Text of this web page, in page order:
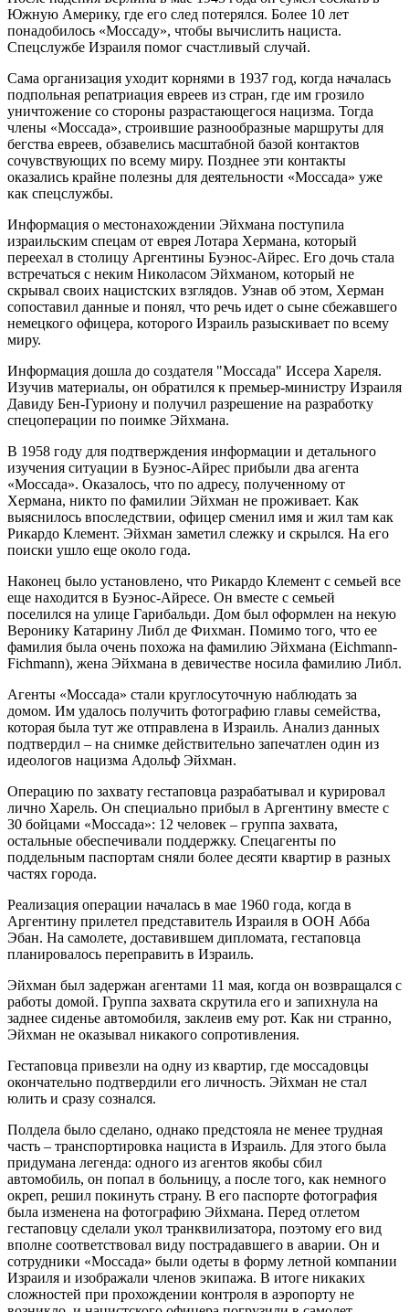
Южную Америку, где его след потерялся. Более 10 лет
понадобилось «Моссаду», чтобы вычислить нациста.
Спецслужбе Израиля помог счастливый случай.
Сама организация уходит корнями в 1937 год, когда началась
подпольная репатриация евреев из стран, где им грозило
уничтожение со стороны разрастающегося нацизма. Тогда
члены «Моссада», строившие разнообразные маршруты для
бегства евреев, обзавелись масштабной базой контактов
сочувствующих по всему миру. Позднее эти контакты
оказались крайне полезны для деятельности «Моссада» уже
как спецслужбы.
Информация о местонахождении Эйхмана поступила
израильским спецам от еврея Лотара Хермана, который
переехал в столицу Аргентины Буэнос-Айрес. Его дочь стала
встречаться с неким Николасом Эйхманом, который не
скрывал своих нацистских взглядов. Узнав об этом, Херман
сопоставил данные и понял, что речь идет о сыне сбежавшего
немецкого офицера, которого Израиль разыскивает по всему
миру.
Информация дошла до создателя "Моссада" Иссера Хареля.
Изучив материалы, он обратился к премьер-министру Израиля
Давиду Бен-Гуриону и получил разрешение на разработку
спецоперации по поимке Эйхмана.
В 1958 году для подтверждения информации и детального
изучения ситуации в Буэнос-Айрес прибыли два агента
«Моссада». Оказалось, что по адресу, полученному от
Хермана, никто по фамилии Эйхман не проживает. Как
выяснилось впоследствии, офицер сменил имя и жил там как
Рикардо Клемент. Эйхман заметил слежку и скрылся. На его
поиски ушло еще около года.
Наконец было установлено, что Рикардо Клемент с семьей все
еще находится в Буэнос-Айресе. Он вместе с семьей
поселился на улице Гарибальди. Дом был оформлен на некую
Веронику Катарину Либл де Фихман. Помимо того, что ее
фамилия была очень похожа на фамилию Эйхмана (Eichmann-
Fichmann), жена Эйхмана в девичестве носила фамилию Либл.
Агенты «Моссада» стали круглосуточную наблюдать за
домом. Им удалось получить фотографию главы семейства,
которая была тут же отправлена в Израиль. Анализ данных
подтвердил – на снимке действительно запечатлен один из
идеологов нацизма Адольф Эйхман.
Операцию по захвату гестаповца разрабатывал и курировал
лично Харель. Он специально прибыл в Аргентину вместе с
30 бойцами «Моссада»: 12 человек – группа захвата,
остальные обеспечивали поддержку. Спецагенты по
поддельным паспортам сняли более десяти квартир в разных
частях города.
Реализация операции началась в мае 1960 года, когда в
Аргентину прилетел представитель Израиля в ООН Абба
Эбан. На самолете, доставившем дипломата, гестаповца
планировалось переправить в Израиль.
Эйхман был задержан агентами 11 мая, когда он возвращался с
работы домой. Группа захвата скрутила его и запихнула на
заднее сиденье автомобиля, заклеив ему рот. Как ни странно,
Эйхман не оказывал никакого сопротивления.
Гестаповца привезли на одну из квартир, где моссадовцы
окончательно подтвердили его личность. Эйхман не стал
юлить и сразу сознался.
Полдела было сделано, однако предстояла не менее трудная
часть – транспортировка нациста в Израиль. Для этого была
придумана легенда: одного из агентов якобы сбил
автомобиль, он попал в больницу, а после того, как немного
окреп, решил покинуть страну. В его паспорте фотография
была изменена на фотографию Эйхмана. Перед отлетом
гестаповцу сделали укол транквилизатора, поэтому его вид
вполне соответствовал виду пострадавшего в аварии. Он и
сотрудники «Моссада» были одеты в форму летной компании
Израиля и изображали членов экипажа. В итоге никаких
сложностей при прохождении контроля в аэропорту не